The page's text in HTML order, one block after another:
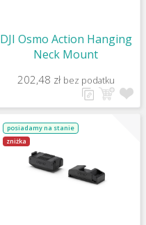
DJI Osmo Action Hanging
Neck Mount
202,48 zł bez podatku
posiadamy na stanie
zniżka